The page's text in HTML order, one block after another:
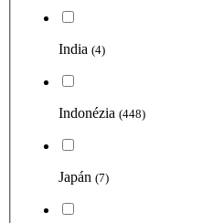
India (4)
Indonézia (448)
Japán (7)